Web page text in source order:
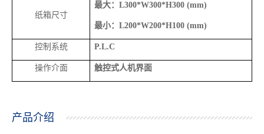
纸箱尺寸
最大：L300*W300*H300 (mm)
最小：L200*W200*H100 (mm)
控制系统 P.L.C
操作介面 触控式人机界面
产品介绍